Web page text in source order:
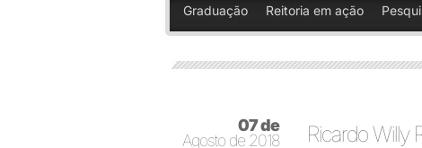
Graduação Reitoria em ação
07 de
Agosto de 2018
Ricardo Willy